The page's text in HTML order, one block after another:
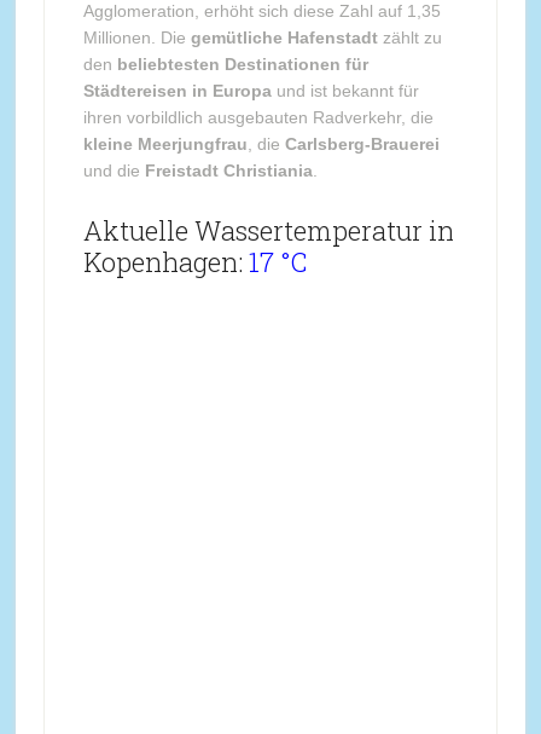
Agglomeration, erhöht sich diese Zahl auf 1,35
Millionen. Die gemütliche Hafenstadtzählt zu
den beliebtesten Destinationen für
Städtereisen in Europaund ist bekannt für
ihren vorbildlich ausgebauten Radverkehr, die
kleine Meerjungfrau , die Carlsberg-Brauerei
und die Freistadt Christiania.
Aktuelle Wassertemperatur in
Kopenhagen: 17 °C